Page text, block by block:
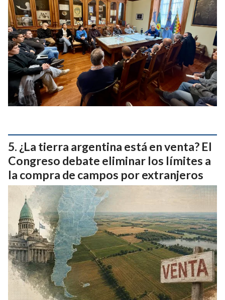
¿La tierra argentina está en venta? El
Congreso debate eliminar los límites a
la compra de campos por extranjeros